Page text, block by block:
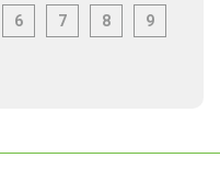
6 7 8 9